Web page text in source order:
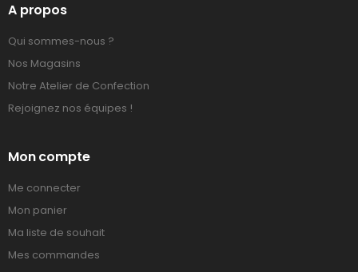
A propos
Qui sommes-nous ?
Nos Magasins
Notre Atelier de Confection
Rejoignez nos équipes !
Mon compte
Me connecter
Mon panier
Ma liste de souhait
Mes commandes